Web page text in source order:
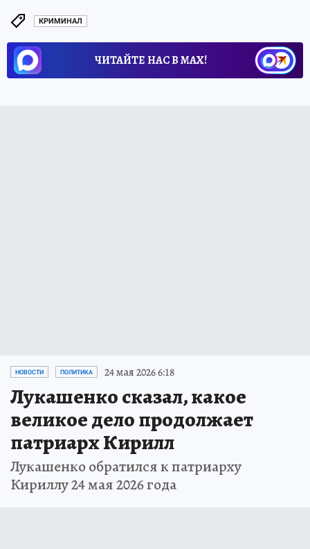
КРИМИНАЛ
ЧИТАЙТЕ НАС В МАХ!
НОВОСТИ ПОЛИТИКА 24 мая 2026 6:18
Лукашенко сказал, какое
великое дело продолжает
патриарх Кирилл
Лукашенко обратился к патриарху
Кириллу 24 мая 2026 года